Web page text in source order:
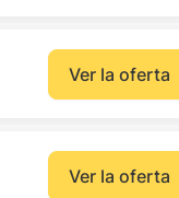
Ver la oferta
Ver la oferta